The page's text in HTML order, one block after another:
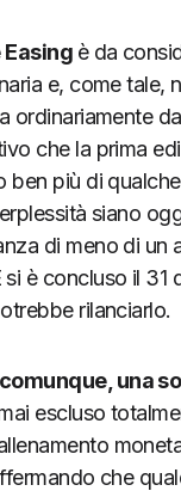
è da
e, come tale,
ordinariamente
che la prima
ben più di
siano
di meno di un
è concluso il 31
rilanciarlo.
una
escluso
che